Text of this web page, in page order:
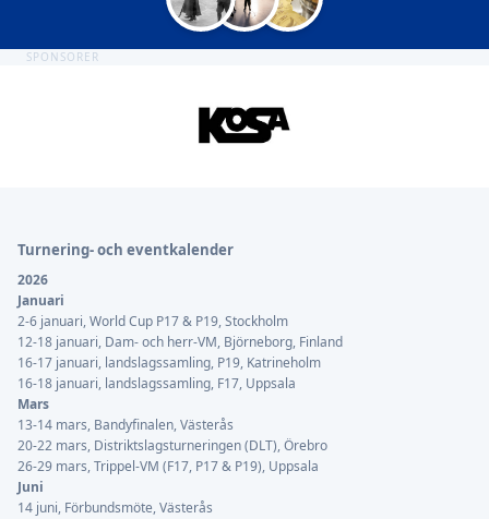
SPONSORER
Turnering- och eventkalender
2026
Januari
2-6 januari, World Cup P17 & P19, Stockholm
12-18 januari, Dam- och herr-VM, Björneborg, Finland
16-17 januari, landslagssamling, P19, Katrineholm
16-18 januari, landslagssamling, F17, Uppsala
Mars
13-14 mars, Bandyfinalen, Västerås
20-22 mars, Distriktslagsturneringen (DLT), Örebro
26-29 mars, Trippel-VM (F17, P17 & P19), Uppsala
Juni
14 juni, Förbundsmöte, Västerås